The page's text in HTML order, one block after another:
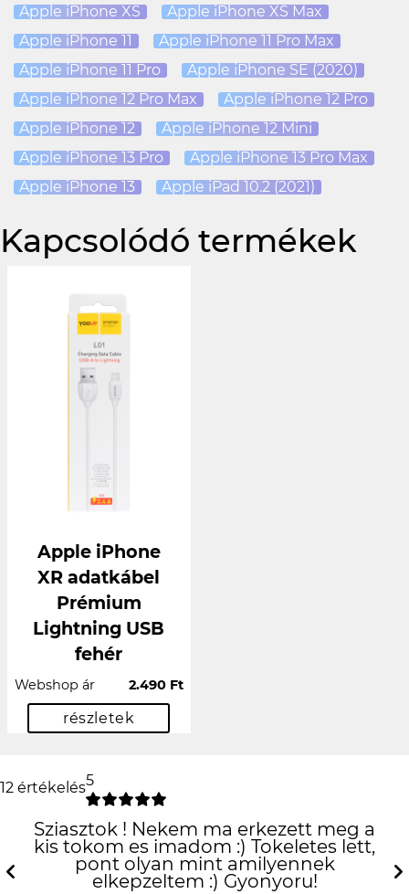
Apple iPhone XS
Apple iPhone XS Max
Apple iPhone 11
Apple iPhone 11 Pro Max
Apple iPhone 11 Pro
Apple iPhone SE (2020)
Apple iPhone 12 Pro Max
Apple iPhone 12 Pro
Apple iPhone 12
Apple iPhone 12 Mini
Apple iPhone 13 Pro
Apple iPhone 13 Pro Max
Apple iPhone 13
Apple iPad 10.2 (2021)
Kapcsolódó termékek
Apple iPhone
XR adatkábel
Prémium
Lightning USB
fehér
Webshop ár 2.490 Ft
részletek
12 értékelés5
Sziasztok ! Nekem ma erkezett meg a
kis tokom es imadom :) Tokeletes lett,
pont olyan mint amilyennek
elkepzeltem :) Gyonyoru!
Previous